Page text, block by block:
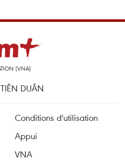
(VNA)
DUÂN
Conditions d'utilisation
Appui
VNA